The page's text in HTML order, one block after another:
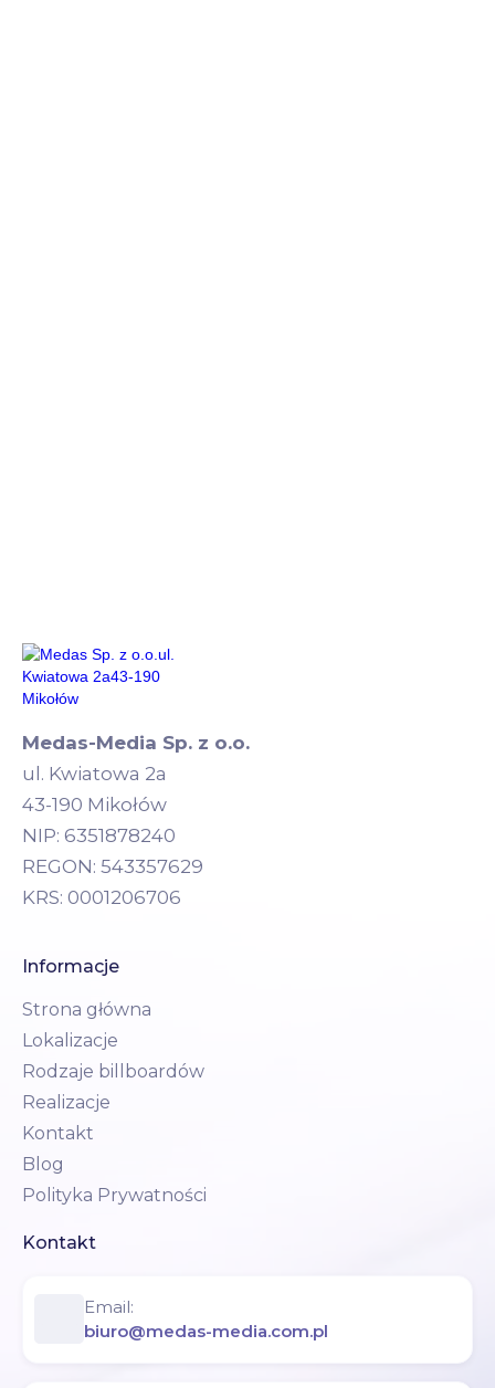
Medas-Media Sp. z o.o.
ul. Kwiatowa 2a
43-190 Mikołów
NIP: 6351878240
REGON: 543357629
KRS: 0001206706
Informacje
Strona główna
Lokalizacje
Rodzaje billboardów
Realizacje
Kontakt
Blog
Polityka Prywatności
Kontakt
Email:
biuro@medas-media.com.pl